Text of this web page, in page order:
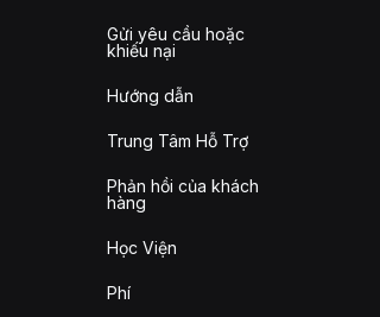
Gửi yêu cầu hoặc
khiếu nại
Hướng dẫn
Trung Tâm Hỗ Trợ
Phản hồi của khách
hàng
Học Viện
Phí